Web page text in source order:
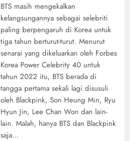
BTS masih mengekalkan
kelangsungannya sebagai selebriti
paling berpengaruh di Korea untuk
tiga tahun berturut-turut. Menurut
senarai yang dikeluarkan oleh Forbes
Korea Power Celebrity 40 untuk
tahun 2022 itu, BTS berada di
tangga pertama sekali lagi disusuli
oleh Blackpink, Son Heung Min, Ryu
Hyun Jin, Lee Chan Won dan lain-
lain. Malah, hanya BTS dan Blackpink
saja…